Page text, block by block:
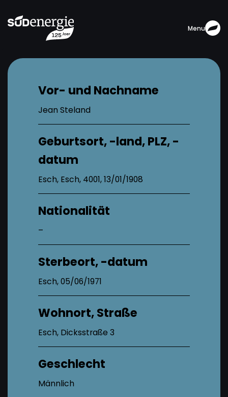
Menu
Vor- und Nachname
Jean Steland
Geburtsort, -land, PLZ, -
datum
Esch, Esch, 4001, 13/01/1908
Nationalität
–
Sterbeort, -datum
Esch, 05/06/1971
Wohnort, Straße
Esch, Dicksstraße 3
Geschlecht
Männlich